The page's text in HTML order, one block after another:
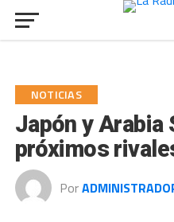
NOTICIAS
Japón y Arabia
próximos
Por